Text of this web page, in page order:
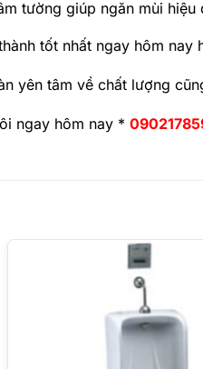
tường giúp ngăn mùi hiệu
tốt nhất ngay hôm nay
yên tâm về chất lượng
ngay hôm nay *